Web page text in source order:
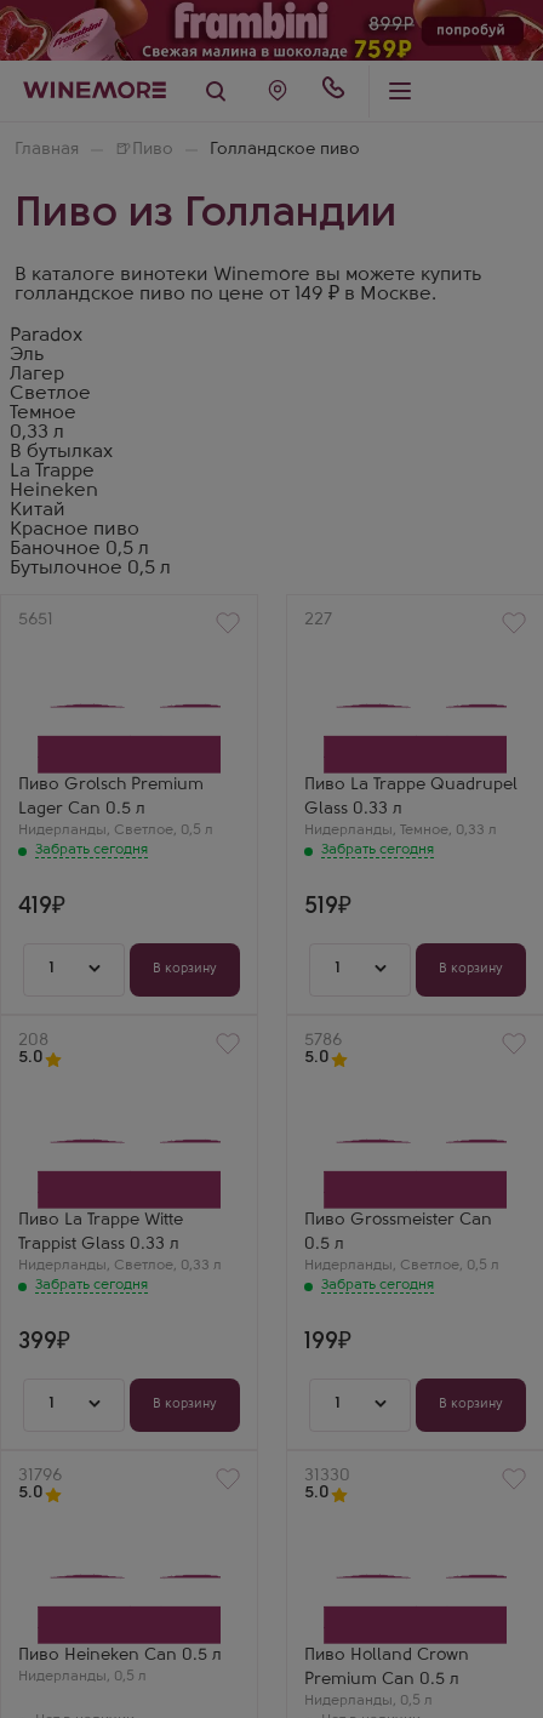
Главная 🍺 Пиво Голландское пиво
Пиво из Голландии
В каталоге винотеки Winemore вы можете купить
голландское пиво по цене от 149 ₽ в Москве.
Paradox
Эль
Лагер
Светлое
Темное
0,33 л
В бутылках
La Trappe
Heineken
Китай
Красное пиво
Баночное 0,5 л
Бутылочное 0,5 л
Артикул
5651
Пиво Grolsch Premium
Lager Can 0.5 л
Нидерланды, Светлое, 0,5 л
Забрать сегодня
419
1 В корзину
Артикул
227
Пиво La Trappe Quadrupel
Glass 0.33 л
Нидерланды, Темное, 0,33 л
Забрать сегодня
519
1 В корзину
Артикул
208
5.0
Пиво La Trappe Witte
Trappist Glass 0.33 л
Нидерланды, Светлое, 0,33 л
Забрать сегодня
399
1 В корзину
Артикул
5786
5.0
Пиво Grossmeister Can
0.5 л
Нидерланды, Светлое, 0,5 л
Забрать сегодня
199
1 В корзину
Артикул
31796
5.0
Пиво Heineken Can 0.5 л
Нидерланды, 0,5 л
Артикул
31330
5.0
Пиво Holland Crown
Premium Can 0.5 л
Нидерланды, 0,5 л